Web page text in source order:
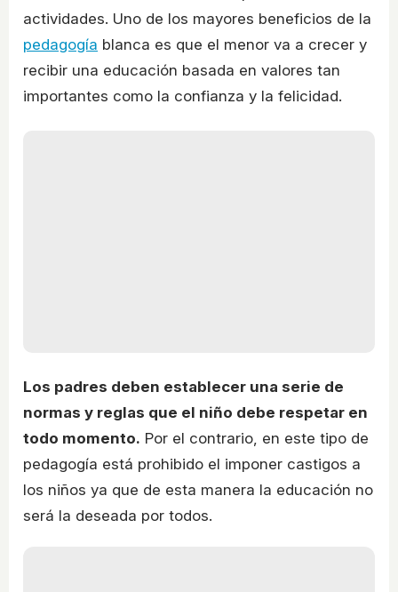
actividades. Uno de los mayores beneficios de la
pedagogía blanca es que el menor va a crecer y
recibir una educación basada en valores tan
importantes como la confianza y la felicidad.
Los padres deben establecer una serie de
normas y reglas que el niño debe respetar en
todo momento. Por el contrario, en este tipo de
pedagogía está prohibido el imponer castigos a
los niños ya que de esta manera la educación no
será la deseada por todos.